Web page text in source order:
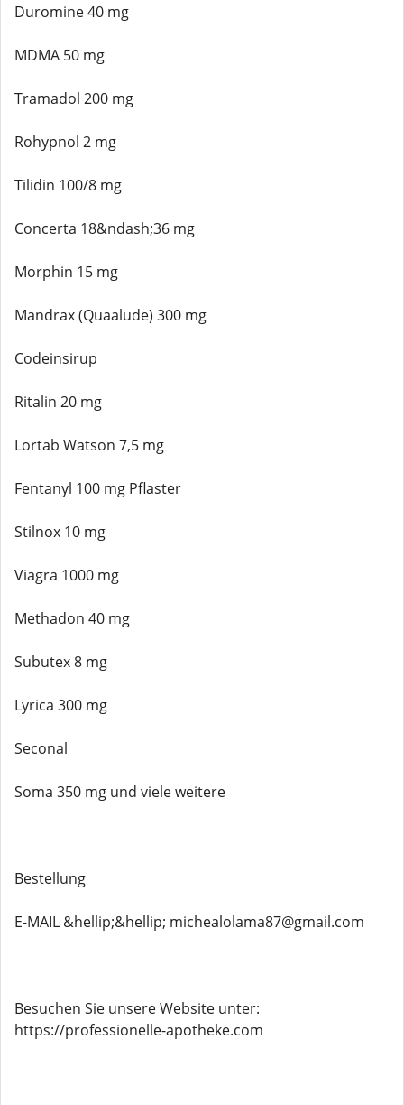
Duromine 40 mg
MDMA 50 mg
Tramadol 200 mg
Rohypnol 2 mg
Tilidin 100/8 mg
Concerta 18&ndash;36 mg
Morphin 15 mg
Mandrax (Quaalude) 300 mg
Codeinsirup
Ritalin 20 mg
Lortab Watson 7,5 mg
Fentanyl 100 mg Pflaster
Stilnox 10 mg
Viagra 1000 mg
Methadon 40 mg
Subutex 8 mg
Lyrica 300 mg
Seconal
Soma 350 mg und viele weitere
Bestellung
E-MAIL &hellip;&hellip; michealolama87@gmail.com
Besuchen Sie unsere Website unter:
https://professionelle-apotheke.com